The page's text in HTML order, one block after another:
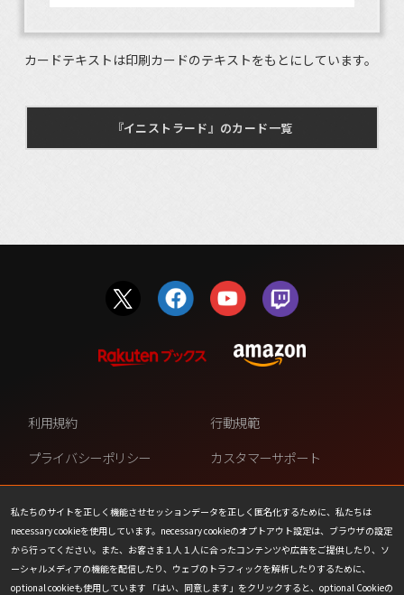
カードテキストは印刷カードのテキストをもとにしています。
『イニストラード』のカード一覧
私たちのサイトを正しく機能させセッションデータを正しく匿名化するために、私たちは
necessary cookieを使用しています。necessary cookieのオプトアウト設定は、ブラウザの設定
から行ってください。また、お客さま１人１人に合ったコンテンツや広告をご提供したり、ソ
ーシャルメディアの機能を配信したり、ウェブのトラフィックを解析したりするために、
optional cookieも使用しています 「はい、同意します」をクリックすると、optional Cookieの
利用規約
行動規範
プライバシーポリシー
カスタマーサポート
ファンコンテンツ・ポリシー
個人情報の販売や共有を許可し
ない
COOKIE
プレスリリース
会社情報
お問い合わせ